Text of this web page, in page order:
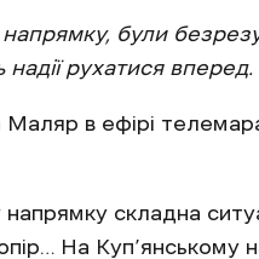
були
рухатися вперед.
Маляр в ефірі
складна
На Куп’янському